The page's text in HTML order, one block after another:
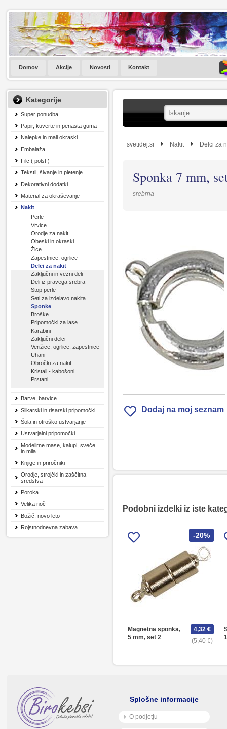
Domov Akcije Novosti Kontakt
Kategorije
Super ponudba
Papir, kuverte in penasta guma
Nalepke in mali okraski
Embalaža
Filc ( polst )
Tekstil, šivanje in pletenje
Dekorativni dodatki
Material za okraševanje
Nakit
Perle
Vrvice
Orodje za nakit
Obeski in okraski
Žice
Zapestnice, ogrlice
Delci za nakit
Zaključni in vezni deli
Deli iz pravega srebra
Stop perle
Seti za izdelavo nakita
Sponke
Broške
Pripomočki za lase
Karabini
Zaključni delci
Verižice, ogrlice, zapestnice
Uhani
Obročki za nakit
Kristali - kabošoni
Prstani
Barve, barvice
Slikarski in risarski pripomočki
Šola in otroško ustvarjanje
Ustvarjalni pripomočki
Modelirne mase, kalupi, sveče
in mila
Knjige in priročniki
Orodje, strojčki in zaščitna
sredstva
Poroka
Velika noč
Božič, novo leto
Rojstnodnevna zabava
svetidej.si Nakit Delci za
Sponka 7 mm,
srebrna
Dodaj na moj seznam
Podobni izdelki iz iste
-20%
Magnetna sponka,
5 mm, set 2
5,40 €
4,32 €
Splošne informacije
O podjetju